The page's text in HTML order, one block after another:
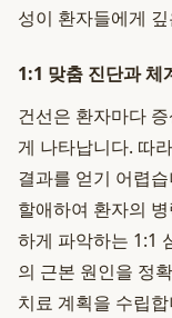
성이 환자들에게
1:1 맞춤 진단과 체
건선은 환자마다
게 나타납니다. 따
결과를 얻기 어렵
할애하여 환자의
하게 파악하는 1:1
의 근본 원인을 정
치료 계획을 수립